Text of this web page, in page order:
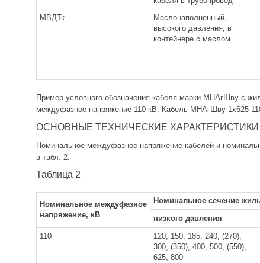
МВДТк
Маслонаполненный,
высокого давления, в
контейнере с маслом
Пример условного обозначения кабеля марки МНАгШву с
междуфазное напряжение 110 кВ: Кабель МНАгШву 1x625-
ОСНОВНЫЕ ТЕХНИЧЕСКИЕ ХАРАКТЕРИСТИКИ
Номинальное междуфазное напряжение кабелей и
в табл. 2.
Таблица 2
Номинальное междуфазное
напряжение, кВ
Номинальное сечение
низкого давления
110
120, 150, 185, 240, (270),
300, (350), 400, 500, (550),
625, 800